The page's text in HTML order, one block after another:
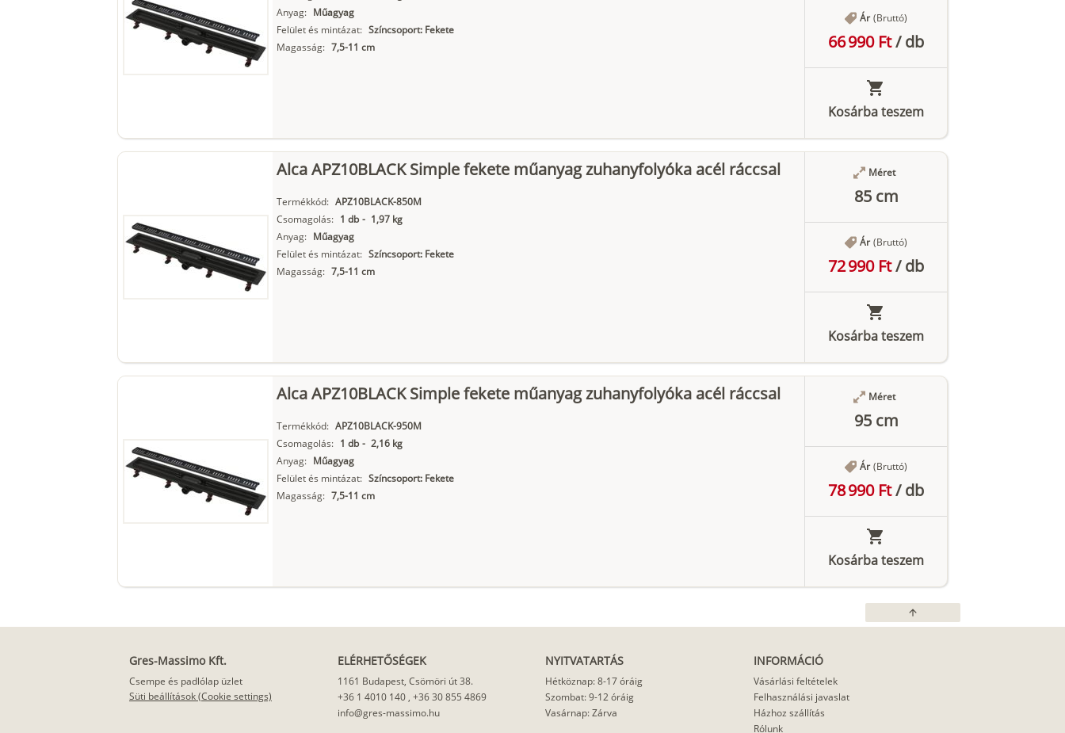
Anyag: Műagyag
Felület és mintázat: Színcsoport: Fekete
Magasság: 7,5-11 cm
Ár (Bruttó)
66 990 Ft/db
Kosárba teszem
Alca APZ10BLACK Simple fekete műanyag zuhanyfolyóka acél ráccsal
Termékkód: APZ10BLACK-850M
Csomagolás: 1 db - 1,97 kg
Anyag: Műagyag
Felület és mintázat: Színcsoport: Fekete
Magasság: 7,5-11 cm
Méret
85 cm
Ár (Bruttó)
72 990 Ft/db
Kosárba teszem
Alca APZ10BLACK Simple fekete műanyag zuhanyfolyóka acél ráccsal
Termékkód: APZ10BLACK-950M
Csomagolás: 1 db - 2,16 kg
Anyag: Műagyag
Felület és mintázat: Színcsoport: Fekete
Magasság: 7,5-11 cm
Méret
95 cm
Ár (Bruttó)
78 990 Ft/db
Kosárba teszem
arrow_upward
Gres-Massimo Kft.
Csempe és padlólap üzlet
Süti beállítások (Cookie settings)
ELÉRHETŐSÉGEK
1161 Budapest, Csömöri út 38.
+36 1 4010 140, +36 30 855 4869
info@gres-massimo.hu
NYITVATARTÁS
Hétköznap: 8-17 óráig
Szombat: 9-12 óráig
Vasárnap: Zárva
INFORMÁCIÓ
Vásárlási feltételek
Felhasználási javaslat
Házhoz szállítás
Rólunk